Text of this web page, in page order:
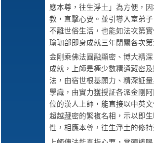
應本尊，往生淨土」為方便，
教，直擊心要。並引導入室弟
不離世俗生活，也能如法次第實
瑜珈部即身成就三年閉關各次第
金剛乘佛法圓融顯密、博大精
成就，上師是極少數精通藏密
法，由宿世根基願力、精深証
學識，由實力獲授証各派金剛
位的漢人上師，能直接以中英文
超越藏密的繁複名相，示以即
性，相應本尊，往生淨土的修持